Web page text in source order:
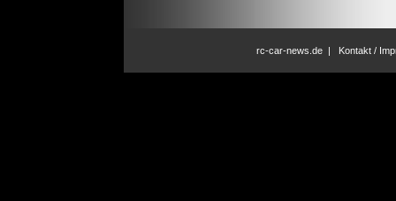
rc-car-news.de| Kontakt /